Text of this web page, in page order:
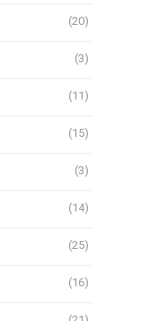
(20)
(3)
(11)
(15)
(3)
(14)
(25)
(16)